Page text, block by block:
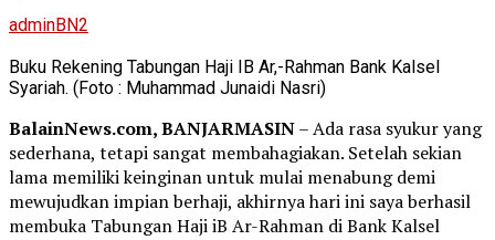
adminBN2
Buku Rekening Tabungan Haji IB Ar,-Rahman Bank Kalsel
Syariah. (Foto : Muhammad Junaidi Nasri)
BalainNews.com, BANJARMASIN– Ada rasa syukur yang
sederhana, tetapi sangat membahagiakan. Setelah sekian
lama memiliki keinginan untuk mulai menabung demi
mewujudkan impian berhaji, akhirnya hari ini saya berhasil
membuka Tabungan Haji iB Ar-Rahman di Bank Kalsel